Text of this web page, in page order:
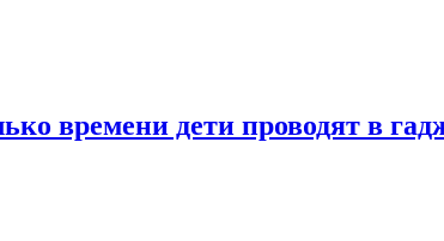
времени дети проводят в